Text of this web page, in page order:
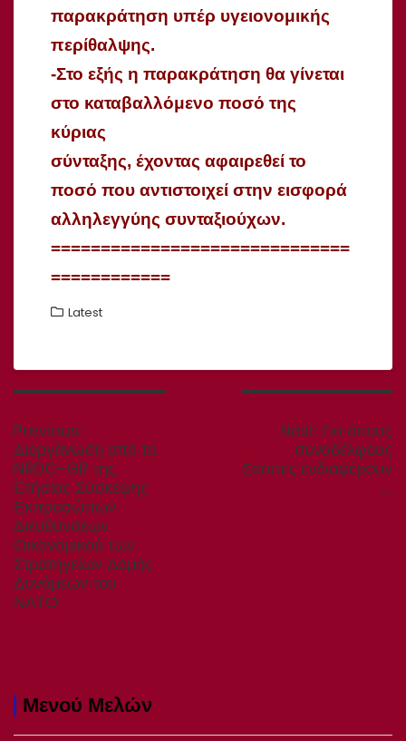
παρακράτηση υπέρ υγειονομικής
περίθαλψης.
-Στο εξής η παρακράτηση θα γίνεται
στο καταβαλλόμενο ποσό της
κύριας
σύνταξης, έχοντας αφαιρεθεί το
ποσό που αντιστοιχεί στην εισφορά
αλληλεγγύης συνταξιούχων.
==============================
============
Latest
Πλοήγηση
Previous:Previous
post:
Διοργάνωση από το
NRDC-GR της
Ετήσιας Σύσκεψης
Εκπροσώπων
Διευθύνσεων
Οικονομικού των
Στρατηγείων Δομής
Δυνάμεων του
ΝΑΤΟ
Next: Next
post:
Για όσους
συναδέλφους
Σασιτες ενδιαφέρoυν
….
Μενού Μελών